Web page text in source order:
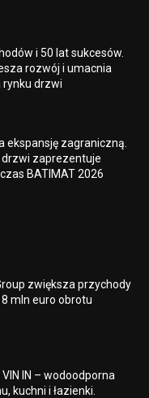
i 50 lat sukcesów.
rozwój i umacnia
rynku drzwi
ekspansję zagraniczną.
drzwi zaprezentuje
BATIMAT 2026
zwiększa przychody
mln euro obrotu
IN – wodoodporna
kuchni i łazienki.